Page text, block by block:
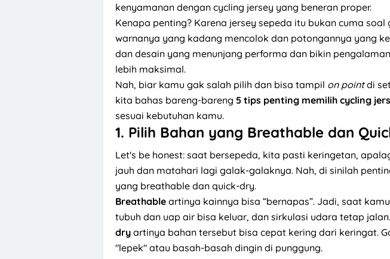
kenyamanan dengan cycling jersey yang beneran proper.
Kenapa penting? Karena jersey sepeda itu bukan cuma soal
warnanya yang kadang mencolok dan potongannya yang
dan desain yang menunjang performa dan bikin
lebih maksimal.
Nah, biar kamu gak salah pilih dan bisa tampil on pointdi
kita bahas bareng-bareng 5 tips penting memilih cycling
sesuai kebutuhan kamu.
1. Pilih Bahan yang Breathable dan
Let's be honest: saat bersepeda, kita pasti keringetan,
jauh dan matahari lagi galak-galaknya. Nah, di sinilah
yang breathable dan quick-dry.
Breathable artinya kainnya bisa “bernapas”. Jadi, saat
tubuh dan uap air bisa keluar, dan sirkulasi udara tetap
dry artinya bahan tersebut bisa cepat kering dari keringat.
"lepek" atau basah-basah dingin di punggung.